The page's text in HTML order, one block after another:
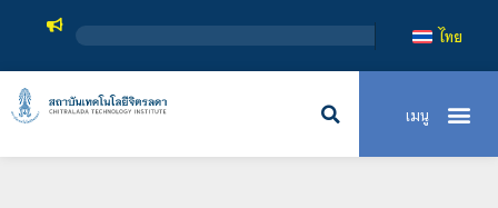
สถาบันเทคโนโลยีจิตรลดา
ไทย